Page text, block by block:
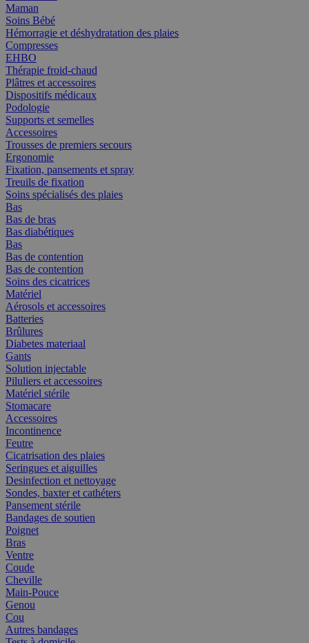
Maman
Soins Bébé
Hémorragie et déshydratation des plaies
Compresses
EHBO
Thérapie froid-chaud
Plâtres et accessoires
Dispositifs médicaux
Podologie
Supports et semelles
Accessoires
Trousses de premiers secours
Ergonomie
Fixation, pansements et spray
Treuils de fixation
Soins spécialisés des plaies
Bas
Bas de bras
Bas diabétiques
Bas
Bas de contention
Bas de contention
Soins des cicatrices
Matériel
Aérosols et accessoires
Batteries
Brûlures
Diabetes materiaal
Gants
Solution injectable
Piluliers et accessoires
Matériel stérile
Stomacare
Accessoires
Incontinence
Feutre
Cicatrisation des plaies
Seringues et aiguilles
Desinfection et nettoyage
Sondes, baxter et cathéters
Pansement stérile
Bandages de soutien
Poignet
Bras
Ventre
Coude
Cheville
Main-Pouce
Genou
Cou
Autres bandages